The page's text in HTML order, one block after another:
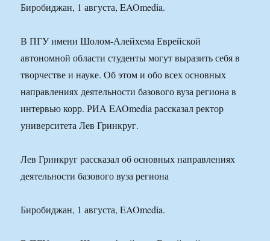
Биробиджан, 1 августа, EAOmedia.
В ПГУ имени Шолом-Алейхема Еврейской
автономной области студенты могут выразить себя в
творчестве и науке. Об этом и обо всех основных
направлениях деятельности базового вуза региона в
интервью корр. РИА EAOmedia рассказал ректор
университета Лев Гринкруг.
Лев Гринкруг рассказал об основных направлениях
деятельности базового вуза региона
Биробиджан, 1 августа, EAOmedia.